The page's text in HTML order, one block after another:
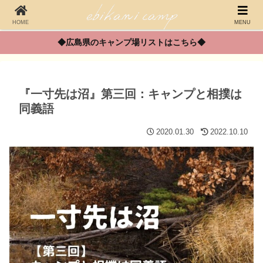
◆広島県のキャンプ場リストはこちら◆
『一寸先は沼』第三回：キャンプと相撲は
同義語
2020.01.30 2022.10.10
HOME MENU